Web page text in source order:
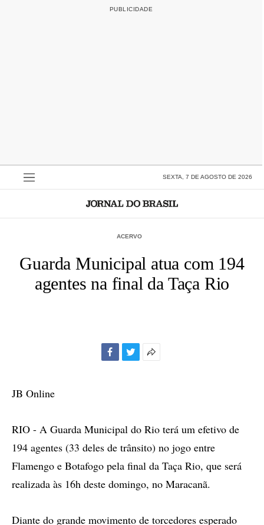
SEXTA, 7 DE AGOSTO DE 2026
ACERVO
Guarda Municipal atua com 194
agentes na final da Taça Rio
JB Online
RIO - A Guarda Municipal do Rio terá um efetivo de
194 agentes (33 deles de trânsito) no jogo entre
Flamengo e Botafogo pela final da Taça Rio, que será
realizada às 16h deste domingo, no Maracanã.
Diante do grande movimento de torcedores esperado